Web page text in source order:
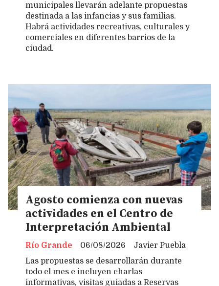
municipales llevarán adelante propuestas
destinada a las infancias y sus familias.
Habrá actividades recreativas, culturales y
comerciales en diferentes barrios de la
ciudad.
Agosto comienza con nuevas
actividades en el Centro de
Interpretación Ambiental
Javier Puebla
Río Grande
06/08/2026
Las propuestas se desarrollarán durante
todo el mes e incluyen charlas
informativas, visitas guiadas a Reservas